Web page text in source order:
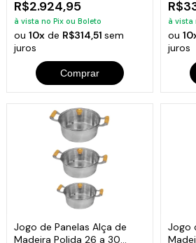
R$2.924,95
à vista no Pix ou Boleto
ou10x de R$314,51sem
juros
Comprar
à vista
ou
juros
Jogo de Panelas Alça de
Madeira Polida 26 a 30
Jogo